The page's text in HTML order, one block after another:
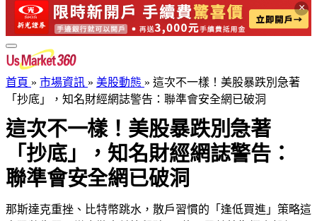
×
首頁 » 市場資訊 » 美股動態 » 這次不一樣！美股暴跌別急著
「抄底」，知名財經網誌警告：聯準會安全網已破洞
這次不一樣！美股暴跌別急著
「抄底」，知名財經網誌警告：
聯準會安全網已破洞
那斯達克重挫、比特幣跳水，散戶習慣的「逢低買進」策略這